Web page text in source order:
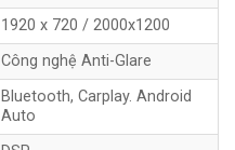
1920 x 720 / 2000x1200
Công nghệ Anti-Glare
Bluetooth, Carplay. Android
Auto